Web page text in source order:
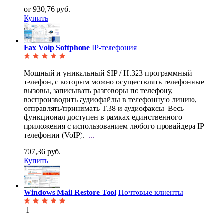
от 930,76 руб.
Купить
Fax Voip Softphone IP-телефония
Мощный и уникальный SIP / H.323 программный
телефон, с которым можно осуществлять телефонные
вызовы, записывать разговоры по телефону,
воспроизводить аудиофайлы в телефонную линию,
отправлять/принимать T.38 и аудиофаксы. Весь
функционал доступен в рамках единственного
приложения с использованием любого провайдера IP
телефонии (VoIP). ...
707,36 руб.
Купить
Windows Mail Restore Tool Почтовые клиенты
1